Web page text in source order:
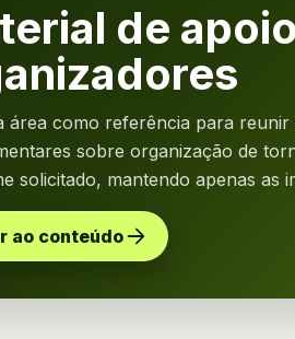
de
área como referência para
sobre organização de
solicitado, mantendo apenas as
ao conteúdo